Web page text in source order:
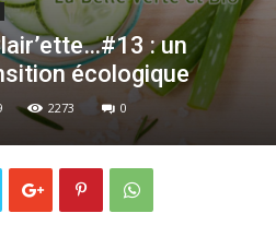
voix
: un
écologique
2273 0